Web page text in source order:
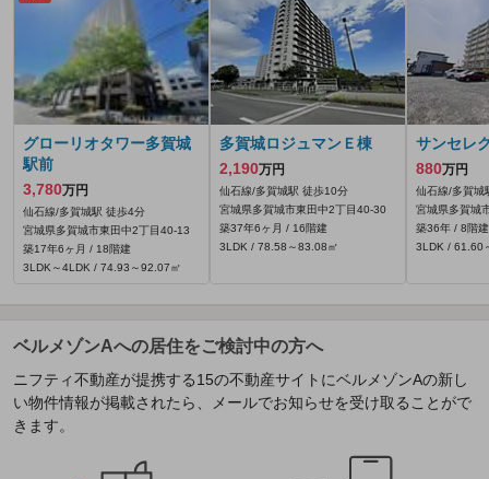
グローリオタワー多賀城
駅前
3,780万円
仙石線/多賀城駅 徒歩4分
宮城県多賀城市東田中2丁目40-13
築17年6ヶ月 / 18階建
3LDK～4LDK / 74.93～92.07㎡
多賀城ロジュマンＥ棟
2,190万円
仙石線/多賀城駅 徒歩10分
宮城県多賀城市東田中2丁目40-30
築37年6ヶ月 / 16階建
3LDK / 78.58～83.08㎡
サンセレ
880万円
仙石線/多賀城
宮城県多賀城
築36年 / 8階建
3LDK / 61.60
ベルメゾンAへの居住をご検討中の方へ
ニフティ不動産が提携する15の不動産サイトにベルメゾンAの新し
い物件情報が掲載されたら、メールでお知らせを受け取ることがで
きます。